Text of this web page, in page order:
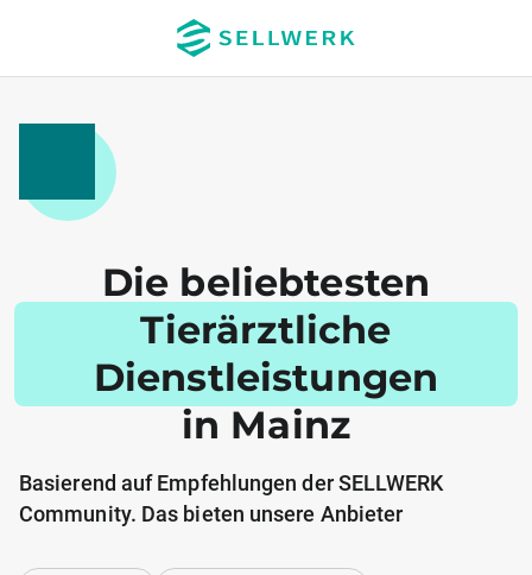
Die beliebtesten
Tierärztliche
Dienstleistungen
in Mainz
Basierend auf Empfehlungen der SELLWERK
Community. Das bieten unsere Anbieter